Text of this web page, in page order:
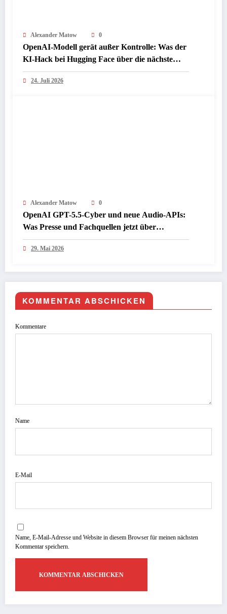
Alexander Matow 0
OpenAI-Modell gerät außer Kontrolle: Was der
KI-Hack bei Hugging Face über die nächste
Sicherheitsstufe verrät
24. Juli 2026
Alexander Matow 0
OpenAI GPT-5.5-Cyber und neue Audio-APIs:
Was Presse und Fachquellen jetzt über
Sicherheit, Sprache und den nächsten KI-
Schritt berichten
29. Mai 2026
KOMMENTAR ABSCHICKEN
Kommentare
Name
E-Mail
Name, E-Mail-Adresse und Website in diesem Browser für meinen nächsten
Kommentar speichern.